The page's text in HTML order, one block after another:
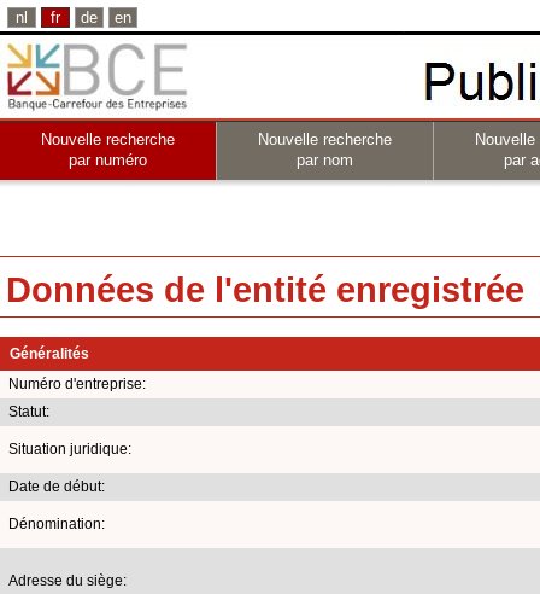
nl fr de en
Nouvelle recherche
par numéro
Nouvelle recherche
par nom
par
Données de l'entité enregistrée
Généralités
Numéro d'entreprise:
Statut:
Situation juridique:
Date de début:
Dénomination:
Adresse du siège: